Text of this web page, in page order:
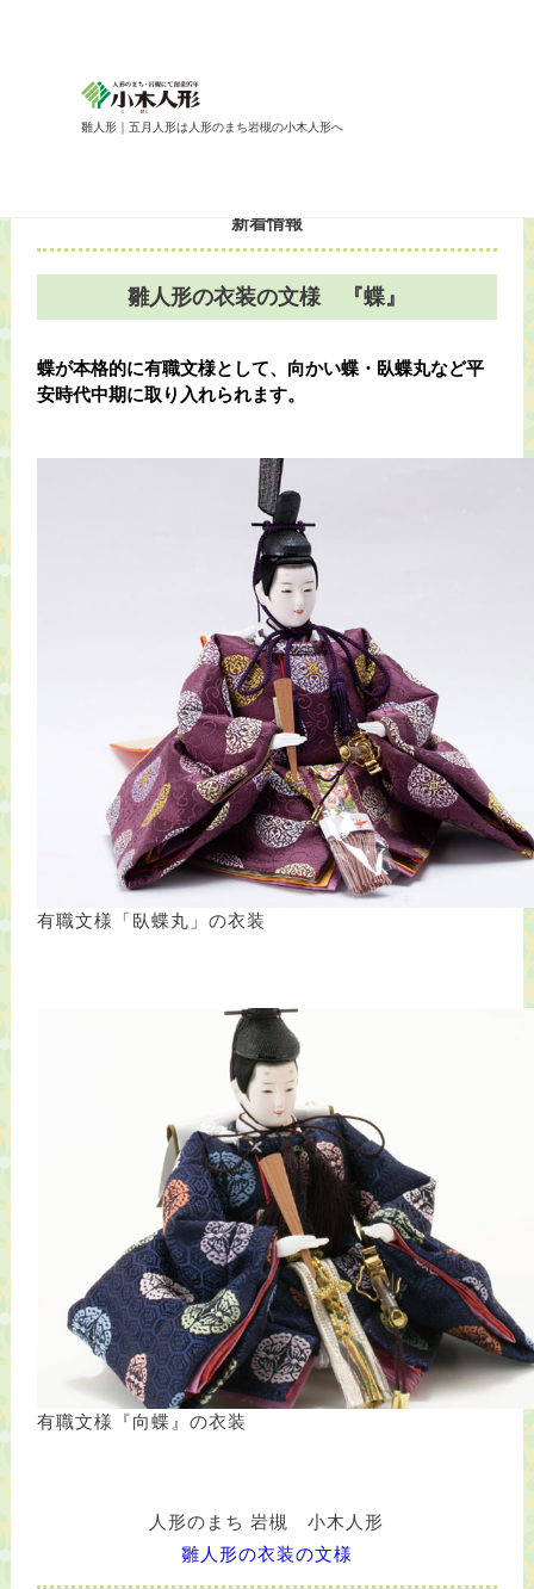
雛人形｜五月人形は人形のまち岩槻の小木人形へ
新着情報
雛人形の衣装の文様 『蝶』
蝶が本格的に有職文様として、向かい蝶・臥蝶丸など平
安時代中期に取り入れられます。
有職文様「臥蝶丸」の衣装
有職文様『向蝶』の衣装
人形のまち 岩槻 小木人形
雛人形の衣装の文様